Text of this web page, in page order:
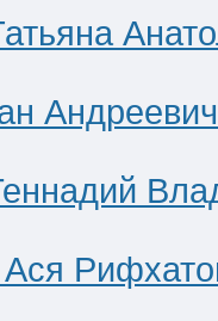
Андреевич